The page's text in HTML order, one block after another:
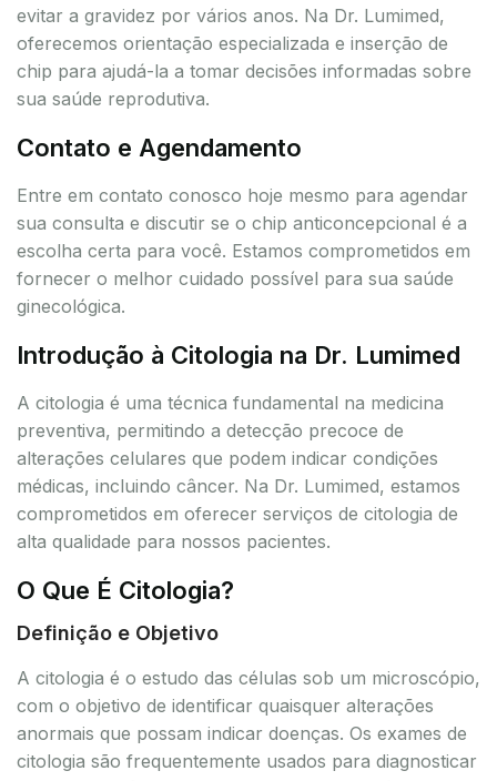
evitar a gravidez por vários anos. Na Dr. Lumimed,
oferecemos orientação especializada e inserção de
chip para ajudá-la a tomar decisões informadas sobre
sua saúde reprodutiva.
Contato e Agendamento
Entre em contato conosco hoje mesmo para agendar
sua consulta e discutir se o chip anticoncepcional é a
escolha certa para você. Estamos comprometidos em
fornecer o melhor cuidado possível para sua saúde
ginecológica.
Introdução à Citologia na Dr. Lumimed
A citologia é uma técnica fundamental na medicina
preventiva, permitindo a detecção precoce de
alterações celulares que podem indicar condições
médicas, incluindo câncer. Na Dr. Lumimed, estamos
comprometidos em oferecer serviços de citologia de
alta qualidade para nossos pacientes.
O Que É Citologia?
Definição e Objetivo
A citologia é o estudo das células sob um microscópio,
com o objetivo de identificar quaisquer alterações
anormais que possam indicar doenças. Os exames de
citologia são frequentemente usados para diagnosticar